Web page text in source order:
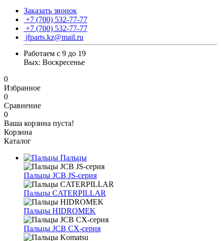
Заказать звонок
+7 (700) 532-77-77
+7 (700) 532-77-77
jfparts.kz@mail.ru
Работаем с 9 до 19
Вых: Воскресенье
0
Избранное
0
Сравнение
0
Ваша корзина пуста!
Корзина
Каталог
Пальцы
Пальцы JCB JS-серия
Пальцы CATERPILLAR
Пальцы HIDROMEK
Пальцы JCB CX-серия